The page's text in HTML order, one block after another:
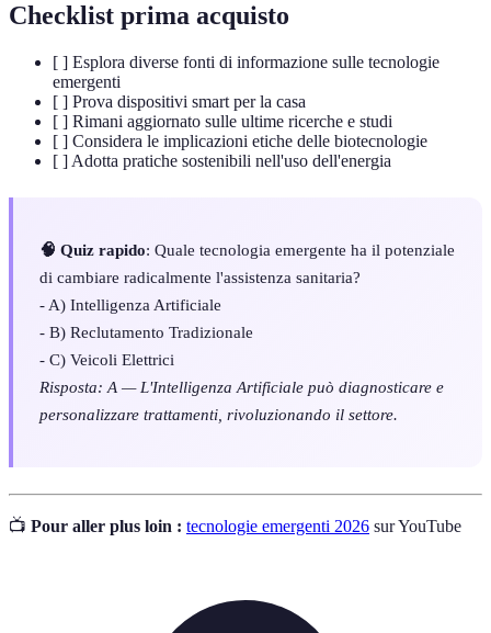
Checklist prima acquisto
[ ] Esplora diverse fonti di informazione sulle tecnologie
emergenti
[ ] Prova dispositivi smart per la casa
[ ] Rimani aggiornato sulle ultime ricerche e studi
[ ] Considera le implicazioni etiche delle biotecnologie
[ ] Adotta pratiche sostenibili nell'uso dell'energia
🧠 Quiz rapido: Quale tecnologia emergente ha il potenziale
di cambiare radicalmente l'assistenza sanitaria?
- A) Intelligenza Artificiale
- B) Reclutamento Tradizionale
- C) Veicoli Elettrici
Risposta: A — L'Intelligenza Artificiale può diagnosticare e
personalizzare trattamenti, rivoluzionando il settore.
📺 Pour aller plus loin : tecnologie emergenti 2026 sur YouTube